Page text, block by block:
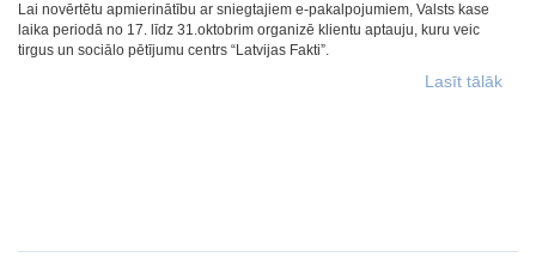
Lai novērtētu apmierinātību ar sniegtajiem e-pakalpojumiem, Valsts kase
laika periodā no 17. līdz 31.oktobrim organizē klientu aptauju, kuru veic
tirgus un sociālo pētījumu centrs “Latvijas Fakti”.
Lasīt tālāk